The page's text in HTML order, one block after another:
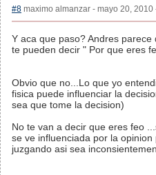
#8 maximo almanzar - mayo 20, 2010
Y aca que paso? Andres
te pueden decir " Por que eres
Obvio que no...Lo que yo
fisica puede influenciar la
sea que tome la decision)
No te van a decir que eres feo
se ve influenciada por la
juzgando asi sea